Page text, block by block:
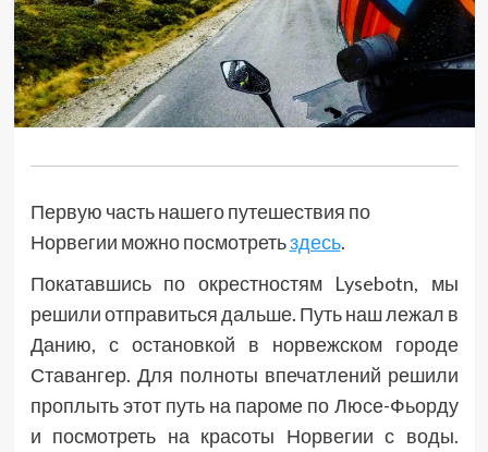
Первую часть нашего путешествия по
Норвегии можно посмотретьздесь.
Покатавшись по окрестностям Lysebotn, мы
решили отправиться дальше. Путь наш лежал в
Данию, с остановкой в норвежском городе
Ставангер. Для полноты впечатлений решили
проплыть этот путь на пароме по Люсе-Фьорду
и посмотреть на красоты Норвегии с воды.